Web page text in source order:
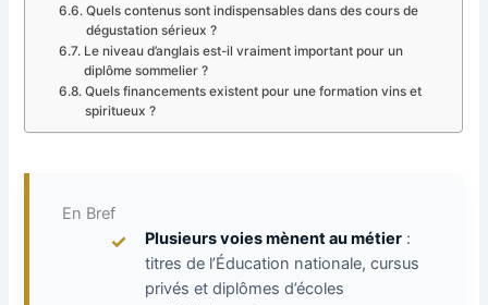
Quels contenus sont indispensables dans des cours de
dégustation sérieux ?
Le niveau d’anglais est-il vraiment important pour un
diplôme sommelier ?
Quels financements existent pour une formation vins et
spiritueux ?
En Bref
Plusieurs voies mènent au métier :
titres de l’Éducation nationale, cursus
privés et diplômes d’écoles